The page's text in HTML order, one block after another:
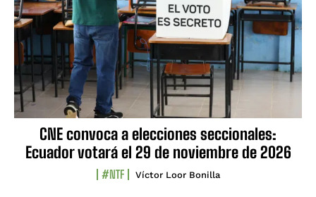
CNE convoca a elecciones seccionales:
Ecuador votará el 29 de noviembre de 2026
#NTF Víctor Loor Bonilla